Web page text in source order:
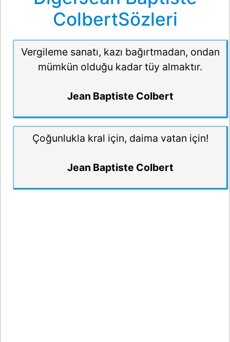
ColbertSözleri
Vergileme sanatı, kazı bağırtmadan, ondan
mümkün olduğu kadar tüy almaktır.
Jean Baptiste Colbert
Çoğunlukla kral için, daima vatan için!
Jean Baptiste Colbert